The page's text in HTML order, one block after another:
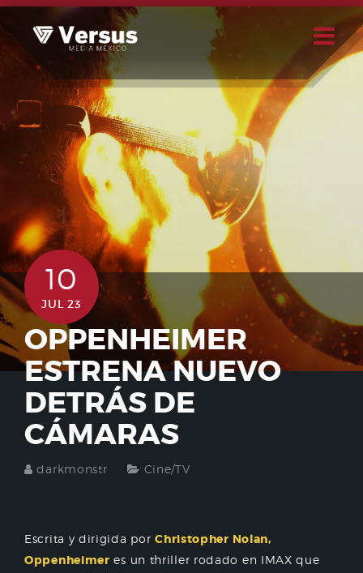
Skip
to
content
Buscar
Usuario
10
JUL 23
OPPENHEIMER
ESTRENA NUEVO
DETRÁS DE
CÁMARAS
darkmonstr Cine/TV
Escrita y dirigida porChristopher Nolan,
Oppenheimer es un thriller rodado en IMAX que